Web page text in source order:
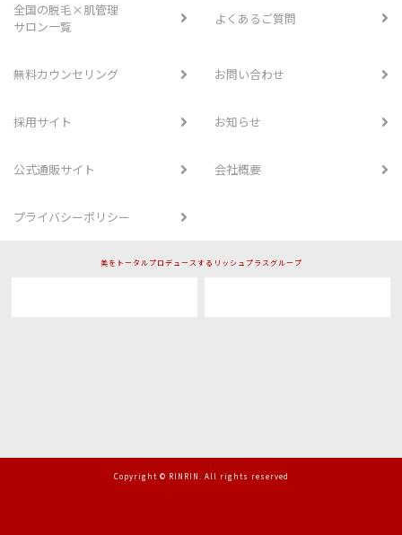
全国の脱毛×肌管理
サロン一覧
よくあるご質問
無料カウンセリング お問い合わせ
採用サイト お知らせ
公式通販サイト 会社概要
プライバシーポリシー
美をトータルプロデュースするリッシュプラスグループ
Copyright © RINRIN. All rights reserved